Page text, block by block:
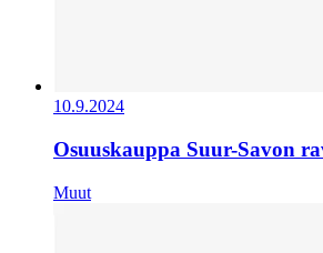
10.9.2024
Osuuskauppa Suur-Savon
Muut